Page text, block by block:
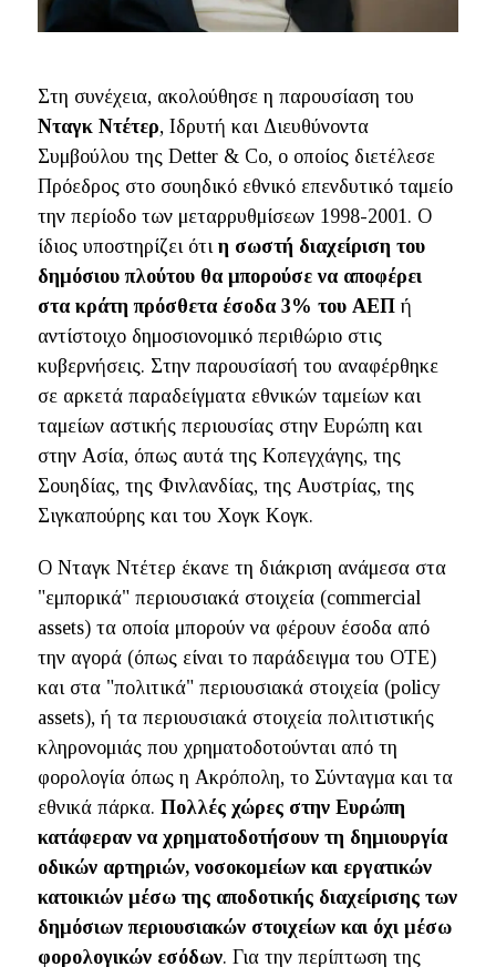
Στη συνέχεια, ακολούθησε η παρουσίαση του
Νταγκ Ντέτερ, Ιδρυτή και Διευθύνοντα
Συμβούλου της Detter & Co, ο οποίος διετέλεσε
Πρόεδρος στο σουηδικό εθνικό επενδυτικό ταμείο
την περίοδο των μεταρρυθμίσεων 1998-2001. Ο
ίδιος υποστηρίζει ότι η σωστή διαχείριση του
δημόσιου πλούτου θα μπορούσε να αποφέρει
στα κράτη πρόσθετα έσοδα 3% του ΑΕΠή
αντίστοιχο δημοσιονομικό περιθώριο στις
κυβερνήσεις. Στην παρουσίασή του αναφέρθηκε
σε αρκετά παραδείγματα εθνικών ταμείων και
ταμείων αστικής περιουσίαςστην Ευρώπη και
στην Ασία, όπως αυτά της Κοπεγχάγης, της
Σουηδίας, της Φινλανδίας, της Αυστρίας, της
Σιγκαπούρης και του Χογκ Κογκ.
Ο Νταγκ Ντέτερ έκανε τη διάκριση ανάμεσα στα
"εμπορικά" περιουσιακά στοιχεία (commercial
assets) τα οποία μπορούν να φέρουν έσοδα από
την αγορά (όπως είναι το παράδειγμα του ΟΤΕ)
και στα "πολιτικά" περιουσιακά στοιχεία (policy
assets), ή τα περιουσιακά στοιχεία πολιτιστικής
κληρονομιάς που χρηματοδοτούνται από τη
φορολογία όπως η Ακρόπολη, το Σύνταγμα και τα
εθνικά πάρκα. Πολλές χώρες στην Ευρώπη
κατάφεραν να χρηματοδοτήσουν τη δημιουργία
οδικών αρτηριών, νοσοκομείων και εργατικών
κατοικιών μέσω της αποδοτικής διαχείρισης των
δημόσιων περιουσιακών στοιχείων και όχι μέσω
φορολογικών εσόδων. Για την περίπτωση της